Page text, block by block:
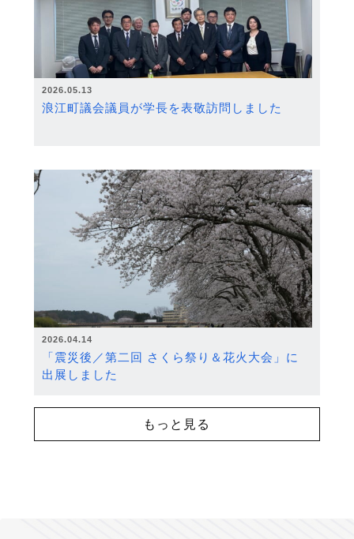
2026.05.13
浪江町議会議員が学長を表敬訪問しました
2026.04.14
「震災後／第二回 さくら祭り＆花火大会」に
出展しました
もっと見る